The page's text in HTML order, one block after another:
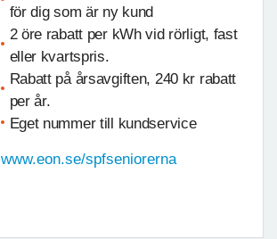
för dig som är ny kund
2 öre rabatt per kWh vid rörligt, fast
eller kvartspris.
Rabatt på årsavgiften, 240 kr rabatt
per år.
Eget nummer till kundservice
www.eon.se/spfseniorerna